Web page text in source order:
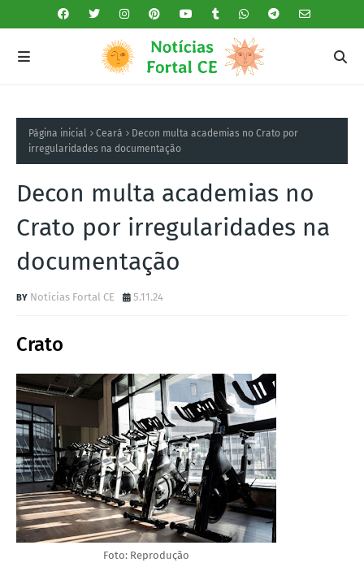
Página inicial Ceará
Decon multa academias no Crato por
irregularidades na documentação
Decon multa academias no
Crato por irregularidades na
documentação
Notícias Fortal CE 5.11.24
Crato
Foto: Reprodução